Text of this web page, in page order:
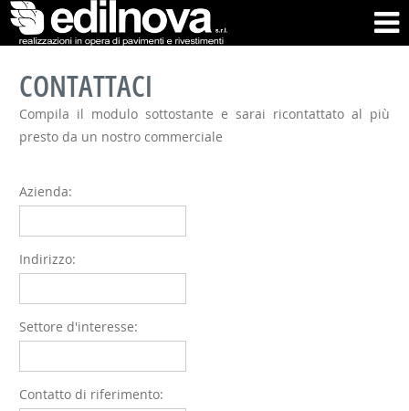
CONTATTACI
Compila il modulo sottostante e sarai ricontattato al più
presto da un nostro commerciale
Azienda:
Indirizzo:
Settore d'interesse:
Contatto di riferimento: